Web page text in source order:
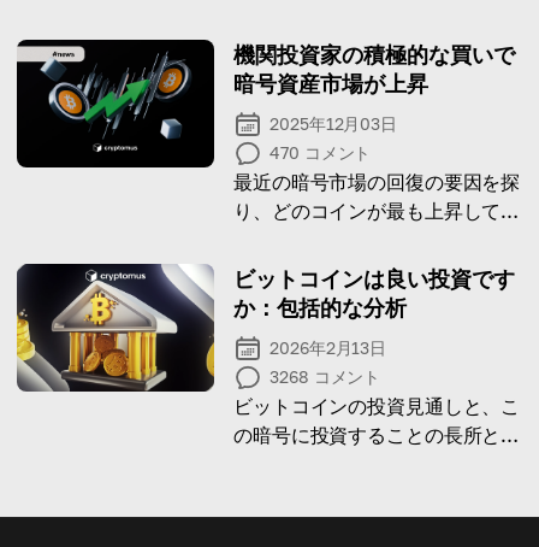
いて学びましょう。
機関投資家の積極的な買いで
暗号資産市場が上昇
2025年12月03日
470 コメント
最近の暗号市場の回復の要因を探
り、どのコインが最も上昇してい
ビットコインは良い投資です
か：包括的な分析
2026年2月13日
3268 コメント
ビットコインの投資見通しと、こ
の暗号に投資することの長所と短